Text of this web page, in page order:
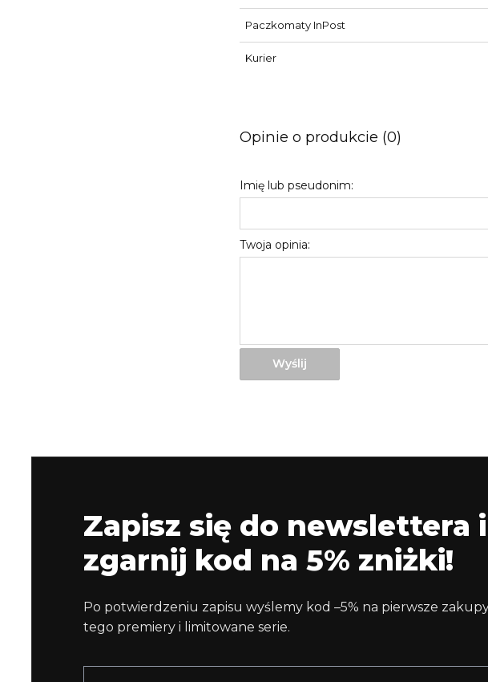
Paczkomaty InPost
Kurier
Opinie o produkcie (0)
Imię lub pseudonim:
Twoja opinia:
Wyślij
Zapisz się do newslettera i
zgarnij kod na 5% zniżki!
Po potwierdzeniu zapisu wyślemy kod –5% na pierwsze
tego premiery i limitowane serie.